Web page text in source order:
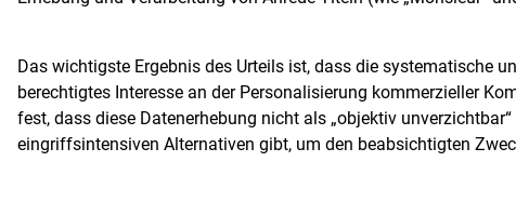
Das wichtigste Ergebnis des Urteils ist, dass die systematische
berechtigtes Interesse an der Personalisierung kommerzieller
fest, dass diese Datenerhebung nicht als „objektiv
eingriffsintensiven Alternativen gibt, um den beabsichtigten